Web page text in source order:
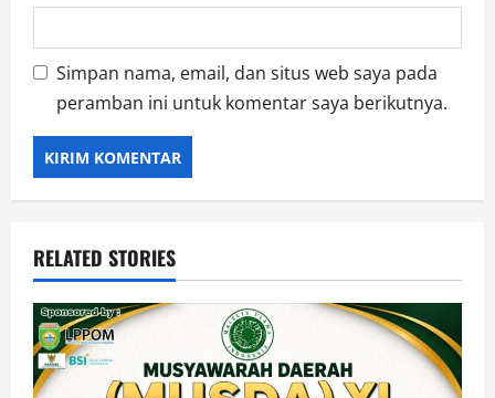
Simpan nama, email, dan situs web saya pada
peramban ini untuk komentar saya berikutnya.
RELATED STORIES